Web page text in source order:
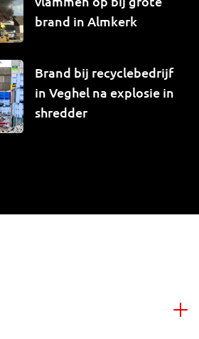
brand in Almkerk
Brand bij recyclebedrijf
in Veghel na explosie in
shredder